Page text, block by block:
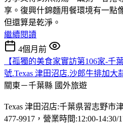
享。復興什錦麵用餐環境有一點
但還算是乾淨。
繼續閱讀
4個月前
【孤獨的美食家實訪第106家-千
號.Texas 津田沼店.沙郎牛排加大
關東－千葉縣 國外旅遊
Texas 津田沼店:千葉県習志野市
477-9917，營業時間:12:00-